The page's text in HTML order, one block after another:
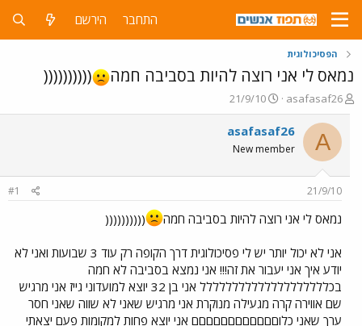
התחבר הירשם
הפסיכולוגית
נמאס לי אני רוצה להיות בסביבה חמה ((((((((((
פ
ו
ת
ח
ה
ו
ש
א
asafasaf26
פ
ו
ר
ם
ר
י
21/9/10
A
asafasaf26
New member
21/9/10
#1
נמאס לי אני רוצה להיות בסביבה חמה ((((((((((
אני לא יכול יותר יש לי פסיכולוגית דרך הקופה רק עוד 3 שבועות ואני לא
יודע איך אני יעבור את זה!!! אני נמצא בסביבה לא חמה
בכלללללללללללללללללללל אני בן 32 יוצא למועדוני גייז אני מרגיש
שם אווירה קרה מגעילה מנוקרת אני מרגיש שאני לא שווה שאני חסר
ערך שאני כלוםםםםםםםםםםםם אני יוצא פחות למקומות פעם יצאתי